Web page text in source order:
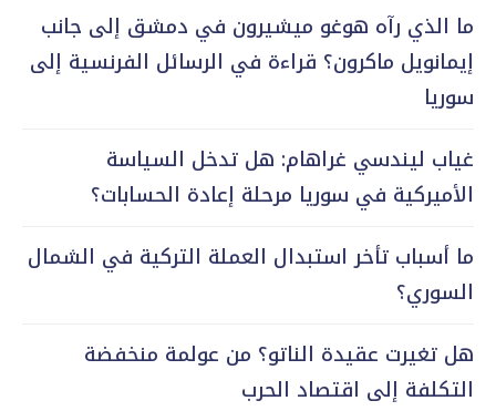
ما الذي رآه هوغو ميشيرون في دمشق إلى جانب
إيمانويل ماكرون؟ قراءة في الرسائل الفرنسية إلى
سوريا
غياب ليندسي غراهام: هل تدخل السياسة
الأميركية في سوريا مرحلة إعادة الحسابات؟
ما أسباب تأخر استبدال العملة التركية في الشمال
السوري؟
هل تغيرت عقيدة الناتو؟ من عولمة منخفضة
التكلفة إلى اقتصاد الحرب